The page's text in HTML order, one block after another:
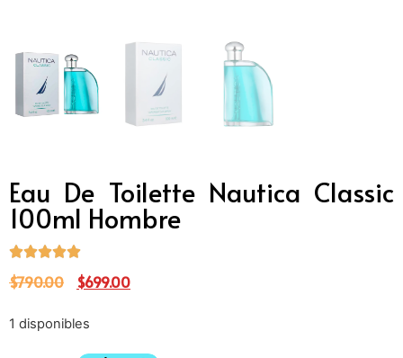
Eau De Toilette Nautica Classic
100ml Hombre
$790.00 $699.00
1 disponibles